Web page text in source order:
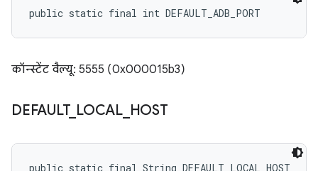
public static final int DEFAULT_ADB_PORT
कॉन्स्टेंट वैल्यू: 5555 (0x000015b3)
DEFAULT_ LOCAL_ HOST
public static final String DEFAULT_LOCAL_HOST